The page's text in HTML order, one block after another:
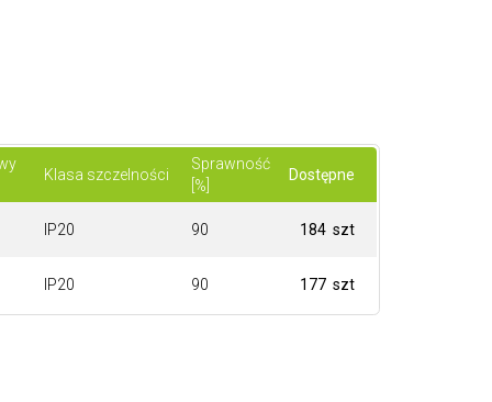
Klasa szczelności
Sprawność
[%]
Dostępne
IP20 90 184 szt
IP20 90 177 szt